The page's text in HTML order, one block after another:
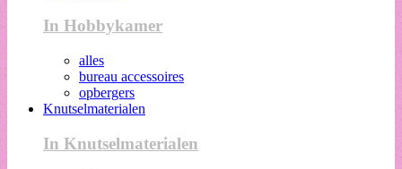
In Hobbykamer
alles
bureau accessoires
opbergers
Knutselmaterialen
In Knutselmaterialen